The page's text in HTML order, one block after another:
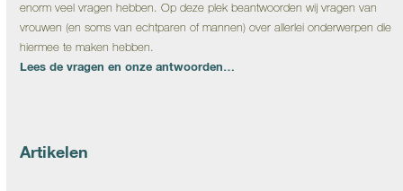
enorm veel vragen hebben. Op deze plek beantwoorden wij vragen van
vrouwen (en soms van echtparen of mannen) over allerlei onderwerpen die
hiermee te maken hebben.
Lees de vragen en onze antwoorden…
Artikelen